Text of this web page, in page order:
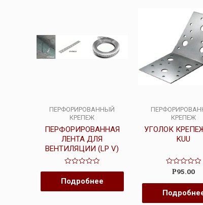
ПЕРФОРИРОВАННЫЙ
КРЕПЕЖ
ПЕРФОРИРОВАННАЯ
ЛЕНТА ДЛЯ
ВЕНТИЛЯЦИИ (LP V)
Оценка
из
Подробнее
КРЕПЕЖ
УГОЛОК
KUU
Оценка
из
5
Р95.00